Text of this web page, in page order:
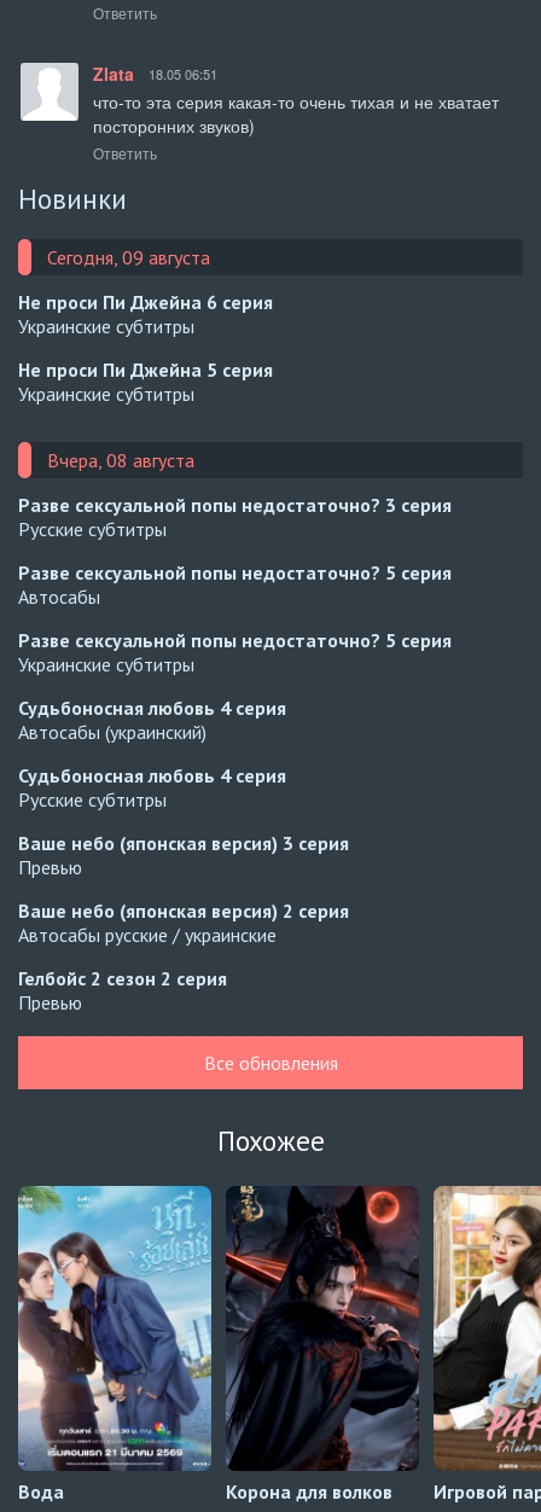
Ответить
Zlata 18.05 06:51
что-то эта серия какая-то очень тихая и не хватает
посторонних звуков)
Ответить
Новинки
Сегодня, 09 августа
Не проси Пи Джейна 6 серия
Украинские субтитры
Не проси Пи Джейна 5 серия
Украинские субтитры
Вчера, 08 августа
Разве сексуальной попы недостаточно? 3 серия
Русские субтитры
Разве сексуальной попы недостаточно? 5 серия
Автосабы
Разве сексуальной попы недостаточно? 5 серия
Украинские субтитры
Судьбоносная любовь 4 серия
Автосабы (украинский)
Судьбоносная любовь 4 серия
Русские субтитры
Ваше небо (японская версия) 3 серия
Превью
Ваше небо (японская версия) 2 серия
Автосабы русские / украинские
Гелбойс 2 сезон 2 серия
Превью
Автосабы русские / украинские
Огонь5 серия
Автосабы русские / украинские
Край горизонта9 серия
Превью
Край горизонта8 серия
Автосабы русские / украинские
Все обновления
Похожее
Вода Корона для волков Игровой